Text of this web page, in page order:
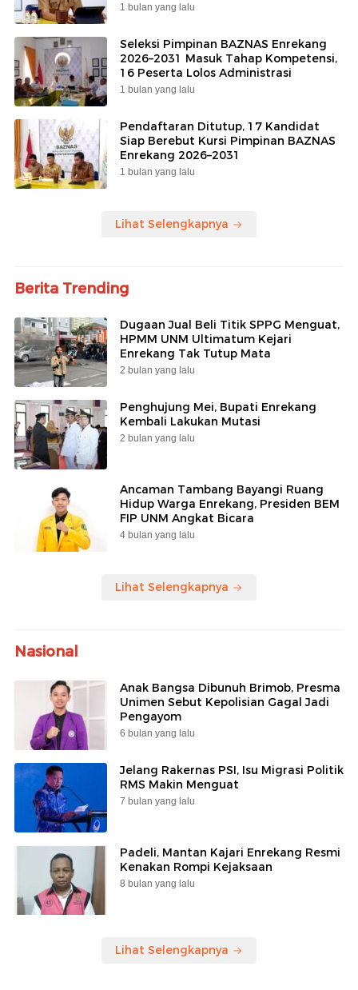
1 bulan yang lalu
Seleksi Pimpinan BAZNAS Enrekang
2026–2031 Masuk Tahap Kompetensi,
16 Peserta Lolos Administrasi
1 bulan yang lalu
Pendaftaran Ditutup, 17 Kandidat
Siap Berebut Kursi Pimpinan BAZNAS
Enrekang 2026–2031
1 bulan yang lalu
Lihat Selengkapnya
Berita Trending
Dugaan Jual Beli Titik SPPG Menguat,
HPMM UNM Ultimatum Kejari
Enrekang Tak Tutup Mata
2 bulan yang lalu
Penghujung Mei, Bupati Enrekang
Kembali Lakukan Mutasi
2 bulan yang lalu
Ancaman Tambang Bayangi Ruang
Hidup Warga Enrekang, Presiden BEM
FIP UNM Angkat Bicara
4 bulan yang lalu
Lihat Selengkapnya
Nasional
Anak Bangsa Dibunuh Brimob, Presma
Unimen Sebut Kepolisian Gagal Jadi
Pengayom
6 bulan yang lalu
Jelang Rakernas PSI, Isu Migrasi Politik
RMS Makin Menguat
7 bulan yang lalu
Padeli, Mantan Kajari Enrekang Resmi
Kenakan Rompi Kejaksaan
8 bulan yang lalu
Lihat Selengkapnya